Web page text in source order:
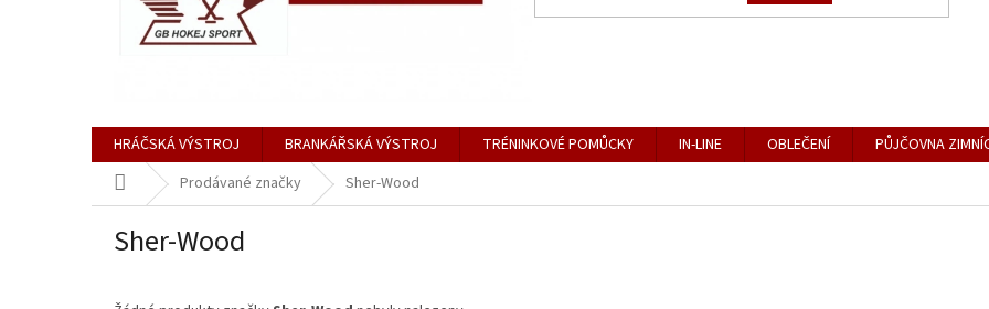
HRÁČSKÁ VÝSTROJ BRANKÁŘSKÁ VÝSTROJ TRÉNINKOVÉ POMŮCKY IN-LINE OBLEČENÍ PŮJČOVNA
Domů Prodávané značky Sher-Wood
Sher-Wood